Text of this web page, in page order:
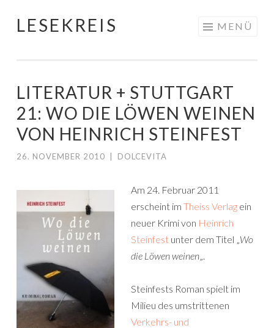
Springe
LESEKREIS MENÜ
LITERATUR + STUTTGART
21: WO DIE LÖWEN WEINEN
VON HEINRICH STEINFEST
26. NOVEMBER 2010 DOLCEVITA
Am 24. Februar 2011
erscheint im Theiss Verlag ein
neuer Krimi von Heinrich
Steinfest unter dem Titel „Wo
die Löwen weinen„.
Steinfests Roman spielt im
Milieu des umstrittenen
Verkehrs- und